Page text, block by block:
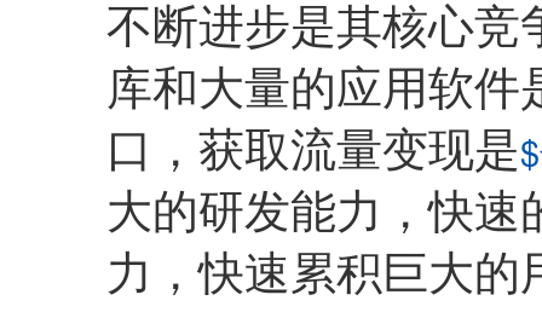
不断进步是其核心竞
库和大量的应用软
口，获取流量变现是
大的研发能力，快速
力，快速累积巨大的